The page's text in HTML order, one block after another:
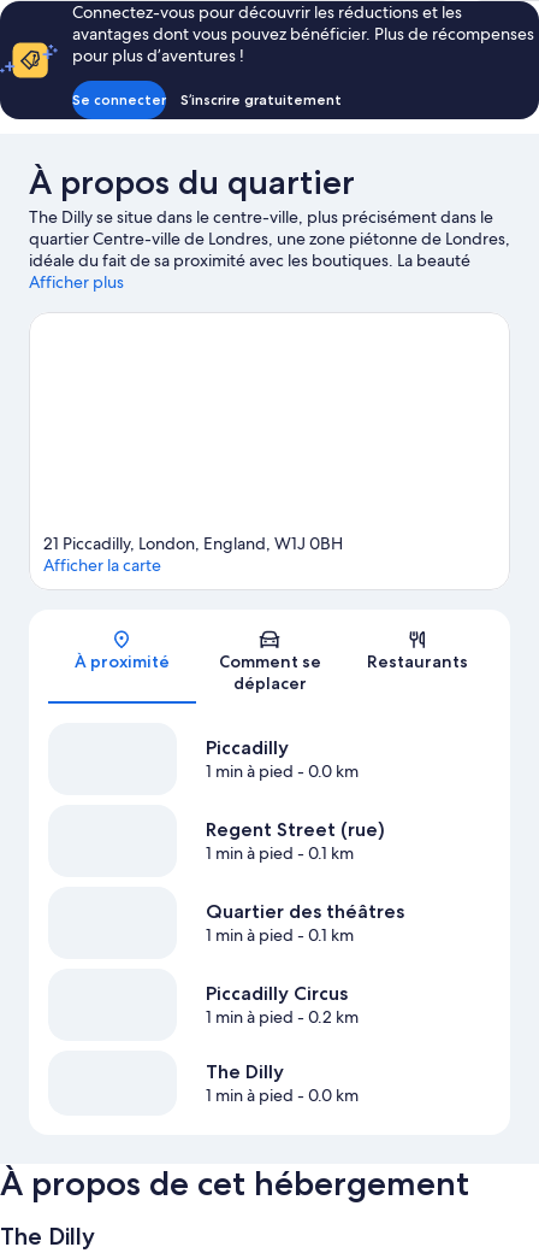
de
146 €
Connectez-vous pour découvrir les réductions et les
avantages dont vous pouvez bénéficier. Plus de récompenses
pour plus d’aventures !
Se connecter S’inscrire gratuitement
À propos du quartier
The Dilly se situe dans le centre-ville, plus précisément dans le
quartier Centre-ville de Londres, une zone piétonne de Londres,
idéale du fait de sa proximité avec les boutiques. La beauté
naturelle des lieux s'offre à vos yeux au détour des célèbres
moins emblématiques British Museum et Victoria and Albert
Afficher plus
Carte
21 Piccadilly, London, England, W1J 0BH
Afficher la carte
À proximité
Comment se
déplacer
Restaurants
Piccadilly
1 min à pied - 0.0 km
Regent Street (rue)
1 min à pied - 0.1 km
Quartier des théâtres
1 min à pied - 0.1 km
Piccadilly Circus
1 min à pied - 0.2 km
The Dilly
1 min à pied - 0.0 km
À propos de cet hébergement
The Dilly